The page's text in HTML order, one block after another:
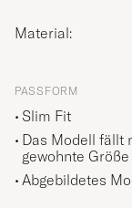
Material:
PASSFORM
Slim Fit
Das Modell fällt
gewohnte
Abgebildetes